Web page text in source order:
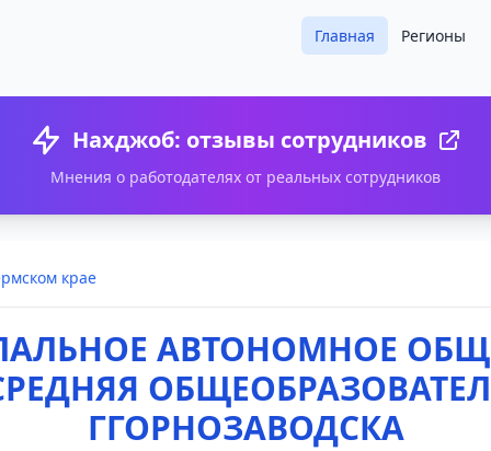
Главная Регионы
Нахджоб: отзывы сотрудников
Мнения о работодателях от реальных сотрудников
крае
АВТОНОМНОЕ
ГГОРНОЗАВОДСКА